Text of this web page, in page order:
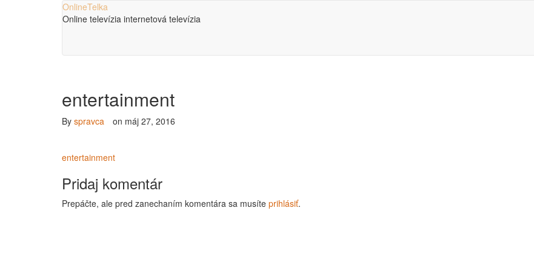
OnlineTelka
Online televízia internetová televízia
entertainment
By spravca on máj 27, 2016
entertainment
Pridaj komentár
Prepáčte, ale pred zanechaním komentára sa musíte prihlásiť.